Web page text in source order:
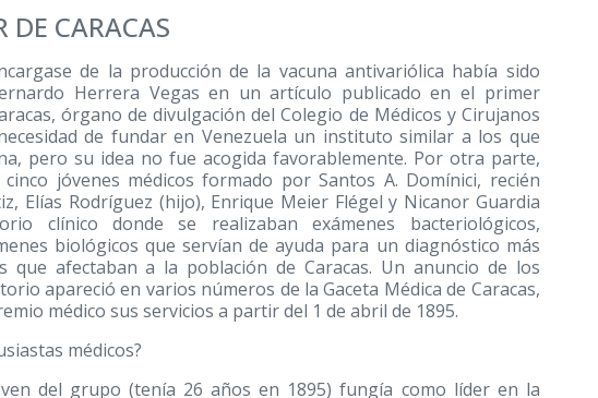
DE CARACAS
de la producción de la vacuna antivariólica había sido
Herrera Vegas en un artículo publicado en el primer
órgano de divulgación del Colegio de Médicos y Cirujanos
de fundar en Venezuela un instituto similar a los que
pero su idea no fue acogida favorablemente. Por otra parte,
jóvenes médicos formado por Santos A. Domínici, recién
Elías Rodríguez (hijo), Enrique Meier Flégel y Nicanor Guardia
clínico donde se realizaban exámenes bacteriológicos,
biológicos que servían de ayuda para un diagnóstico más
que afectaban a la población de Caracas. Un anuncio de los
apareció en varios números de la Gaceta Médica de Caracas,
médico sus servicios a partir del 1 de abril de 1895.
médicos?
del grupo (tenía 26 años en 1895) fungía como líder en la